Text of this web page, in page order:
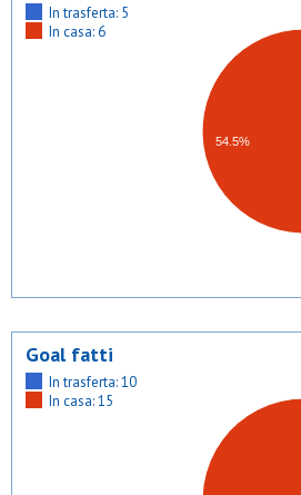
54.5%
In trasferta: 5
In casa: 6
Goal fatti
In trasferta: 10
In casa: 15